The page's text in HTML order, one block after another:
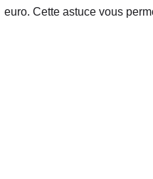
euro. Cette astuce vous